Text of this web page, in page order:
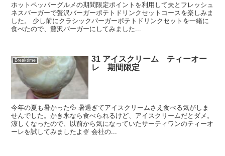
ホットペッパーグルメの期間限定ポイントを利用して夫とフレッシュ
ネスバーガーで贅沢バーガーポテトドリンクセットコースを楽しみま
した。 少し前にクラシックバーガーポテトドリンクセットを一緒に
食べたので、贅沢バーガーにしてみました...
Breaktime
31 アイスクリーム ティーオー
レ 期間限定
今年の夏も暑かった💦 暑過ぎてアイスクリームさえ食べる気がしま
せんでした。かき氷なら食べられるけど、アイスクリームだとダメ。
涼しくなったので、以前から気になっていたサーティワンのティーオ
ーレを試してみましたよ🍨 会社の...